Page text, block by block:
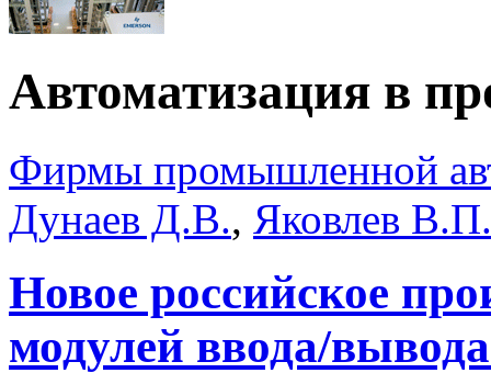
Автоматизация в
Фирмы промышленной
Дунаев Д.В., Яковлев В.П.
Новое российское
модулей ввода/